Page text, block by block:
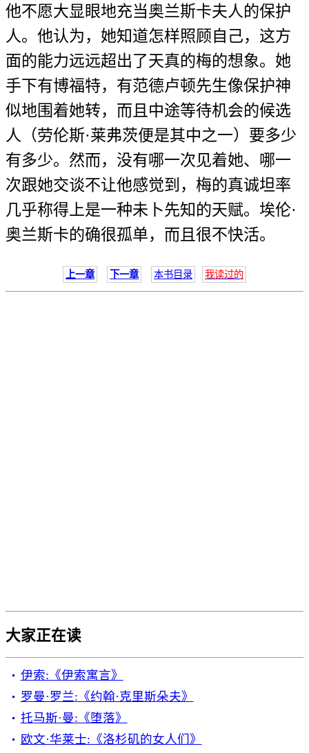
他不愿大显眼地充当奥兰斯卡夫人的保护
人。他认为，她知道怎样照顾自己，这方
面的能力远远超出了天真的梅的想象。她
手下有博福特，有范德卢顿先生像保护神
似地围着她转，而且中途等待机会的候选
人（劳伦斯·莱弗茨便是其中之一）要多少
有多少。然而，没有哪一次见着她、哪一
次跟她交谈不让他感觉到，梅的真诚坦率
几乎称得上是一种未卜先知的天赋。埃伦·
奥兰斯卡的确很孤单，而且很不快活。
上一章 下一章 本书目录 我读过的
大家正在读
伊索:《伊索寓言》
罗曼·罗兰:《约翰·克里斯朵夫》
托马斯·曼:《堕落》
欧文·华莱士:《洛杉矶的女人们》